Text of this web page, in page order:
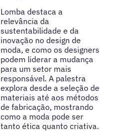
Lomba destaca a
relevância da
sustentabilidade e da
inovação no design de
moda, e como os designers
podem liderar a mudança
para um setor mais
responsável. A palestra
explora desde a seleção de
materiais até aos métodos
de fabricação, mostrando
como a moda pode ser
tanto ética quanto criativa.